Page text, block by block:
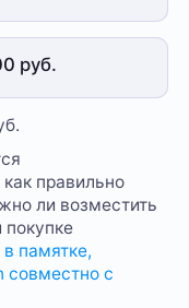
руб.
правильно
ли возместить
покупке
в памятке,
совместно с